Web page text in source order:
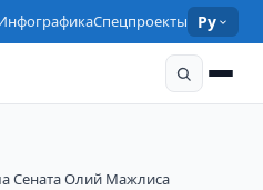
Спецпроекты Ру
Сената Олий Мажлиса